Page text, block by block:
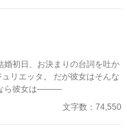
が彼女はそんな
こともない。 なぜなら彼女は―――
文字数：74,550